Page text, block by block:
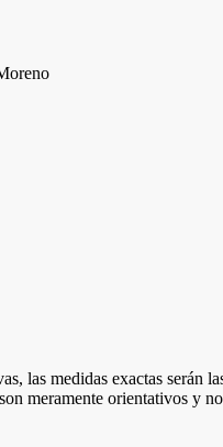
las medidas exactas
meramente orientativos y